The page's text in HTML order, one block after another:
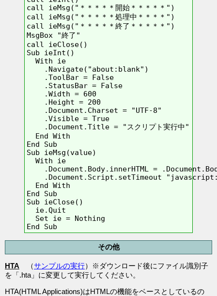
call ieMsg("＊＊＊＊＊開始＊＊＊＊＊")
call ieMsg("＊＊＊＊＊処理中＊＊＊＊")
call ieMsg("＊＊＊＊＊終了＊＊＊＊＊")
MsgBox "終了"
call ieClose()
Sub ieInt()
  With ie
    .Navigate("about:blank")
    .ToolBar = False
    .StatusBar = False
    .Width = 600
    .Height = 200
    .Document.Charset = "UTF-8"
    .Visible = True
    .Document.Title = "スクリプト実行中"
  End With
End Sub
Sub ieMsg(value)
  With ie
.Document.Body.innerHTML =
.Document.Script.setTimeout
  End With
End Sub
Sub ieClose()
  ie.Quit
  Set ie = Nothing
その他
HTA （サンプルの実行）※ダウンロード後にファイル識別子
を「.hta」に変更して実行してください。
HTA(HTML Applications)はHTMLの機能をベースとしているの